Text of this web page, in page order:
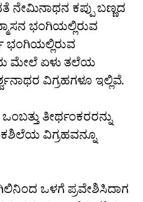
ಕಪ್ಪು ಬಣ್ಣದ
ಭಂಗಿಯಲ್ಲಿರುವ
ಮೇಲೆ ಏಳು ತಲೆಯ
ವಿಗ್ರಹಗಳೂ ಇಲ್ಲಿವೆ.
ತೀರ್ಥಂಕರರನ್ನು
ವಿಗ್ರಹವನ್ನೂ
ಒಳಗೆ ಪ್ರವೇಶಿಸಿದಾಗ